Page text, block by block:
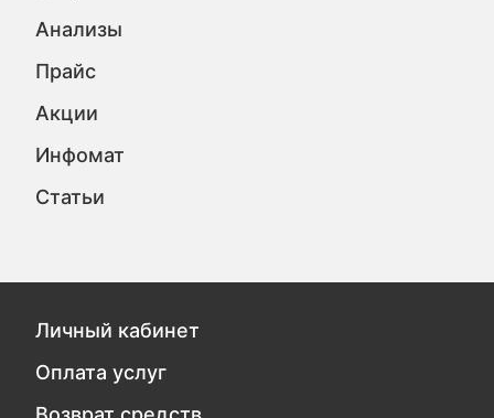
Анализы
Прайс
Акции
Инфомат
Статьи
Личный кабинет
Оплата услуг